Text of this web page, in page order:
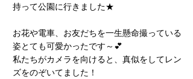
持って公園に行きました★
お花や電車、お友だちを一生懸命撮っている
姿とても可愛かったです～💕
私たちがカメラを向けると、真似をしてレン
ズをのぞいてました！